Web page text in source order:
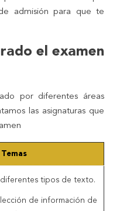
admisión para que te
el examen
por diferentes áreas
las asignaturas que
Temas
tipos de texto.
de información de